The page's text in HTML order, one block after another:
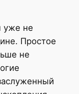
уже не
Простое
не